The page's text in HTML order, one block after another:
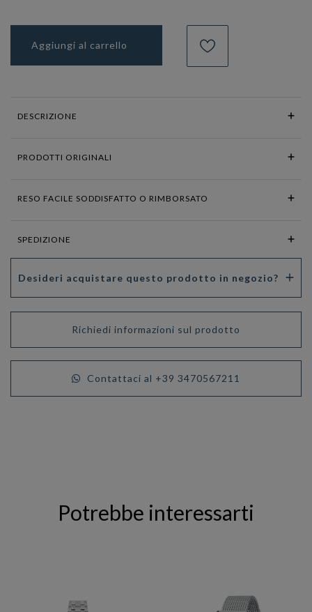
Aggiungi al carrello
DESCRIZIONE
PRODOTTI ORIGINALI
RESO FACILE SODDISFATTO O RIMBORSATO
SPEDIZIONE
Desideri acquistare questo prodotto in negozio?
Richiedi informazioni sul prodotto
Contattaci al +39 3470567211
Potrebbe interessarti